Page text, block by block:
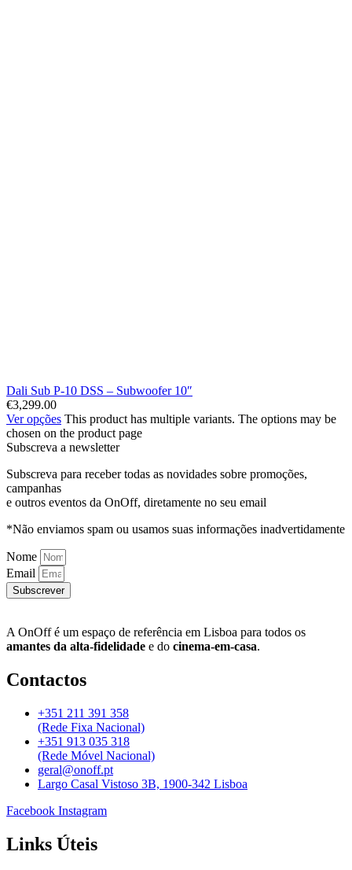
Dali Sub P-10 DSS – Subwoofer 10″
€3,299.00
Ver opções This product has multiple variants. The options may be
chosen on the product page
Subscreva a newsletter
Subscreva para receber todas as novidades sobre promoções,
campanhas
e outros eventos da OnOff, diretamente no seu email
*Não enviamos spam ou usamos suas informações inadvertidamente
Nome
Email
Subscrever
A OnOff é um espaço de referência em Lisboa para todos os
amantes da alta-fidelidade e do cinema-em-casa.
Contactos
+351 211 391 358
(Rede Fixa Nacional)
+351 913 035 318
(Rede Móvel Nacional)
geral@onoff.pt
Largo Casal Vistoso 3B, 1900-342 Lisboa
Facebook Instagram
Links Úteis